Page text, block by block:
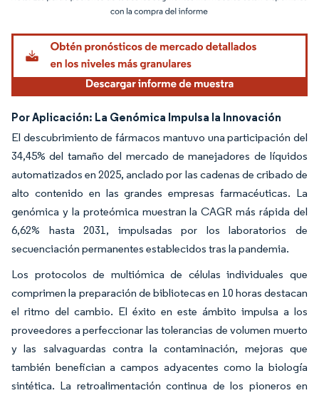
Imagen © Mordor Intelligence. El uso requiere atribución según CC BY 4.0.
Por Aplicación: La Genómica Impulsa la Innovación
El descubrimiento de fármacos mantuvo una participación del
34,45% del tamaño del mercado de manejadores de líquidos
automatizados en 2025, anclado por las cadenas de cribado de
alto contenido en las grandes empresas farmacéuticas. La
genómica y la proteómica muestran la CAGR más rápida del
6,62% hasta 2031, impulsadas por los laboratorios de
secuenciación permanentes establecidos tras la pandemia.
Los protocolos de multiómica de células individuales que
comprimen la preparación de bibliotecas en 10 horas destacan
el ritmo del cambio. El éxito en este ámbito impulsa a los
proveedores a perfeccionar las tolerancias de volumen muerto
y las salvaguardas contra la contaminación, mejoras que
también benefician a campos adyacentes como la biología
sintética. La retroalimentación continua de los pioneros en